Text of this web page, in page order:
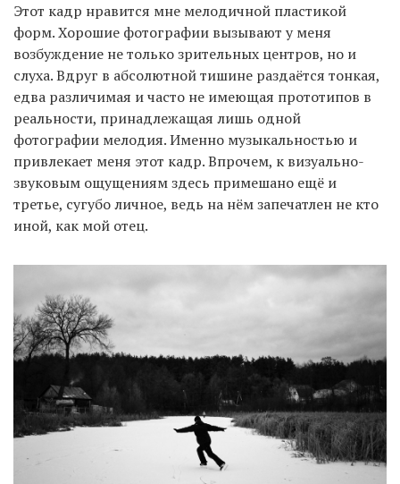
Этот кадр нравится мне мелодичной пластикой
форм. Хорошие фотографии вызывают у меня
возбуждение не только зрительных центров, но и
слуха. Вдруг в абсолютной тишине раздаётся тонкая,
едва различимая и часто не имеющая прототипов в
реальности, принадлежащая лишь одной
фотографии мелодия. Именно музыкальностью и
привлекает меня этот кадр. Впрочем, к визуально-
звуковым ощущениям здесь примешано ещё и
третье, сугубо личное, ведь на нём запечатлен не кто
иной, как мой отец.